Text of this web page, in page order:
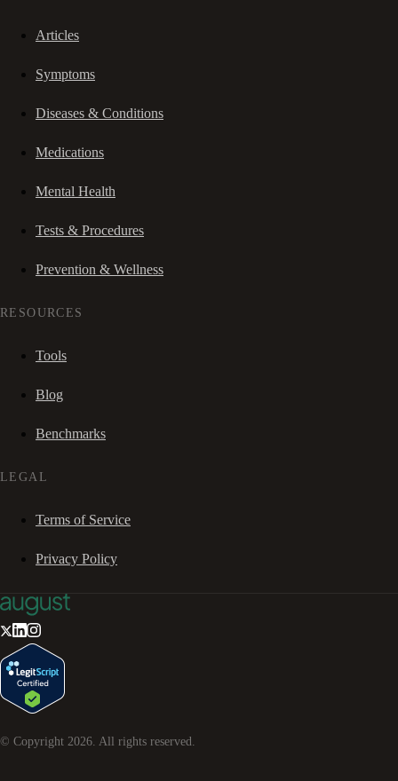
Articles
Symptoms
Diseases & Conditions
Medications
Mental Health
Tests & Procedures
Prevention & Wellness
RESOURCES
Tools
Blog
Benchmarks
LEGAL
Terms of Service
Privacy Policy
© Copyright 2026 . All rights reserved.